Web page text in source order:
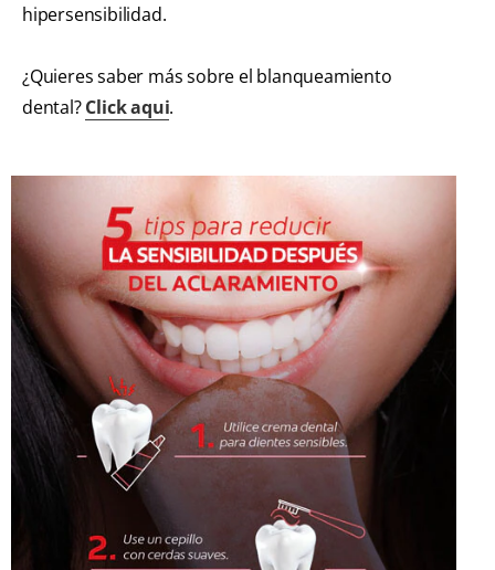
hipersensibilidad.
¿Quieres saber más sobre el blanqueamiento
dental?Click aqui.